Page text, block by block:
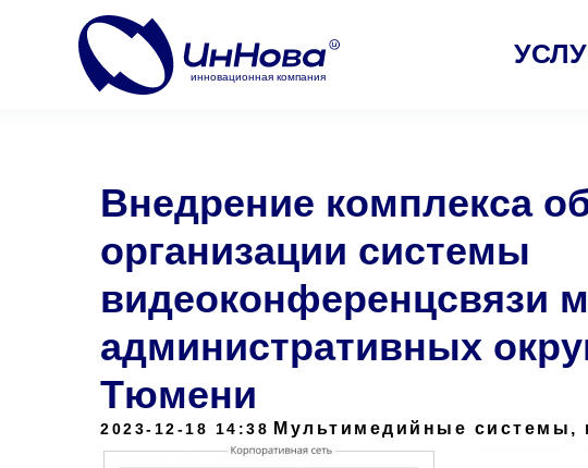
инновационная компания
Внедрение комплекса
организации системы
видеоконференцсвязи
административных
Тюмени
2023-12-18 14:38 Мультимедийные системы,